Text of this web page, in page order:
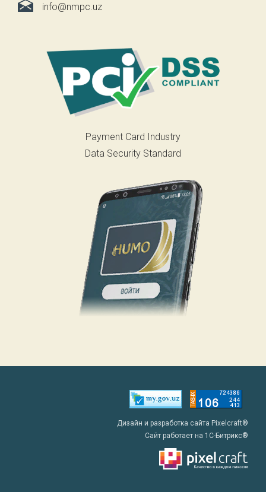
info@nmpc.uz
Payment Card Industry
Data Security Standard
Дизайн и разработка сайта Pixelcraft®
Сайт работает на 1C-Битрикс®